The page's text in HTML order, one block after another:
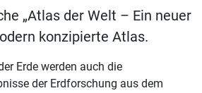
„Atlas der Welt – Ein neuer
konzipierte Atlas.
Erde werden auch die
der Erdforschung aus dem